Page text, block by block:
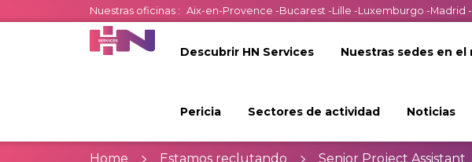
Nuestras oficinas : Aix-en-Provence -Bucarest -Lille -Luxemburgo -Madrid -
Descubrir HN Services Nuestras sedes en el
Pericia Sectores de actividad Noticias
Home Estamos reclutando Senior Project Assistant